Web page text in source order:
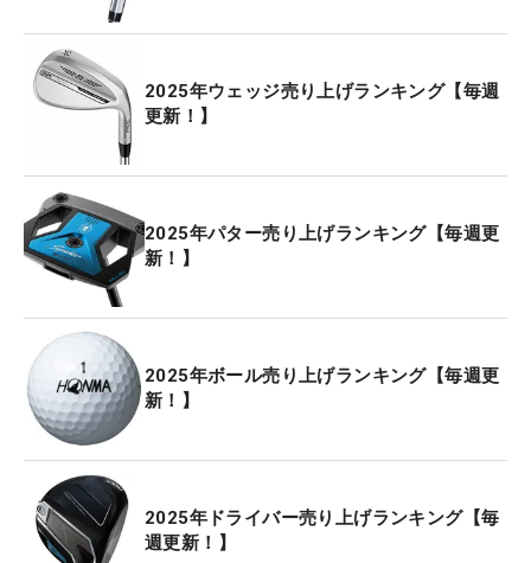
2025年ウェッジ売り上げランキング【毎週
更新！】
2025年パター売り上げランキング【毎週更
新！】
2025年ボール売り上げランキング【毎週更
新！】
2025年ドライバー売り上げランキング【毎
週更新！】